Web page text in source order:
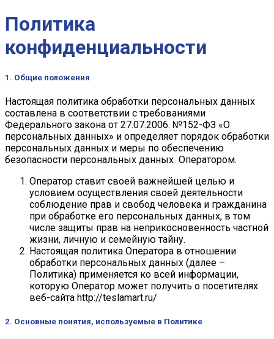
Политика
конфиденциальности
1. Общие положения
Настоящая политика обработки персональных данных
составлена в соответствии с требованиями
Федерального закона от 27.07.2006. №152-ФЗ «О
персональных данных» и определяет порядок обработки
персональных данных и меры по обеспечению
безопасности персональных данных Оператором.
Оператор ставит своей важнейшей целью и
условием осуществления своей деятельности
соблюдение прав и свобод человека и гражданина
при обработке его персональных данных, в том
числе защиты прав на неприкосновенность частной
жизни, личную и семейную тайну.
Настоящая политика Оператора в отношении
обработки персональных данных (далее –
Политика) применяется ко всей информации,
которую Оператор может получить о посетителях
веб-сайта http://teslamart.ru/
2. Основные понятия, используемые в Политике